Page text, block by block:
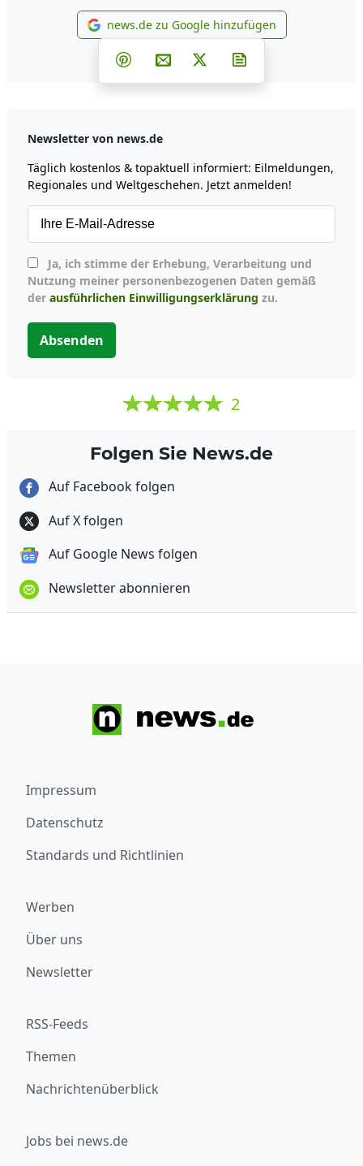
news.de zu Google
news.de zu Google hinzufügen
Teilen auf Facebook
Teilen auf Whatsapp
Teilen auf Telegram
Teilen auf Pinterest
Per E-Mail teilen
Post auf X
Newsletter von news.de
Täglich kostenlos & topaktuell informiert: Eilmeldungen,
Regionales und Weltgeschehen. Jetzt anmelden!
Nutzung meiner personenbezogenen Daten gemäß
der ausführlichen Einwilligungserklärung zu.
Absenden
2
Folgen Sie News.de
Auf Facebook folgen
Auf X folgen
Auf Google News folgen
Newsletter abonnieren
Impressum
Datenschutz
Standards und Richtlinien
Werben
Über uns
Newsletter
RSS-Feeds
Themen
Nachrichtenüberblick
Jobs bei news.de